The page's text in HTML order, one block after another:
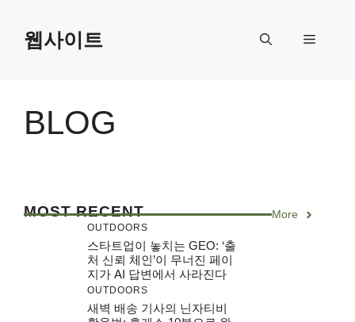
content웹사이트 Menu
BLOG
MOST RECENT More
OUTDOORS
스타트업이 놓치는 GEO: ‘출
처 신뢰 체인’이 무너진 페이
지가 AI 답변에서 사라진다
OUTDOORS
새벽 배송 기사의 닌자티비